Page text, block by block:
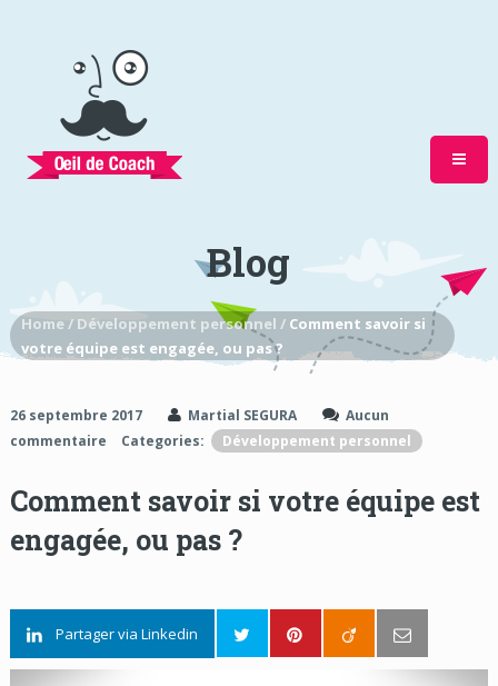
Blog
Home / Développement personnel / Comment savoir si
votre équipe est engagée, ou pas ?
26 septembre 2017 Martial SEGURA
Aucun
commentaire
Categories: Développement personnel
Comment savoir si votre équipe est
engagée, ou pas ?
Partager via Linkedin